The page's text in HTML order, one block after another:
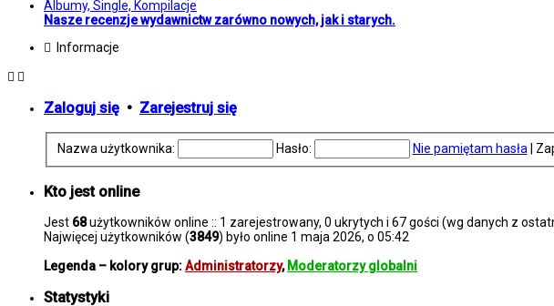
Albumy, Single, Kompilacje
Nasze recenzje wydawnictw zarówno nowych, jak i starych.
Informacje
Zaloguj się • Zarejestruj się
Nazwa użytkownika: Hasło: Nie pamiętam hasła
Kto jest online
Jest 68użytkowników online :: 1 zarejestrowany, 0 ukrytych i 67 gości (wg danych z
Najwięcej użytkowników (3849) było online 1 maja 2026, o 05:42
Legenda – kolory grup:Administratorzy, Moderatorzy globalni
Statystyki